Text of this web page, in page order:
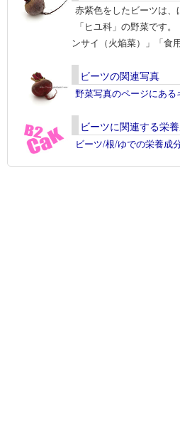
赤紫色をしたビーツは
「ヒユ科」の野菜です
ンサイ（火焔菜）」「食
ビーツの関連写真
野菜写真のページにあ
ビーツに関連する栄
ビーツ/根/ゆでの栄養成